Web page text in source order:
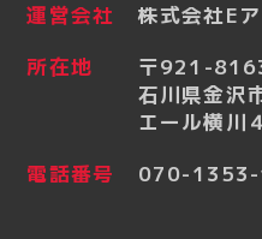
運営会社
株式会社E
所在地
〒921-
石川県金沢
エール横川
電話番号
070-